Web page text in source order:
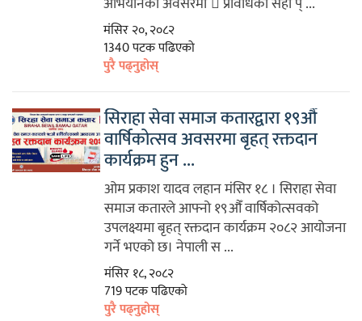
मंसिर २०, २०८२
1340 पटक पढिएको
पुरै पढ्नुहोस्
सिराहा सेवा समाज कतारद्वारा १९औँ
वार्षिकोत्सव अवसरमा बृहत् रक्तदान
कार्यक्रम हुन ...
ओम प्रकाश यादव लहान मंसिर १८ । सिराहा सेवा
समाज कतारले आफ्नो १९औँ वार्षिकोत्सवको
उपलक्ष्यमा बृहत् रक्तदान कार्यक्रम २०८२ आयोजना
गर्ने भएको छ। नेपाली स ...
मंसिर १८, २०८२
719 पटक पढिएको
पुरै पढ्नुहोस्